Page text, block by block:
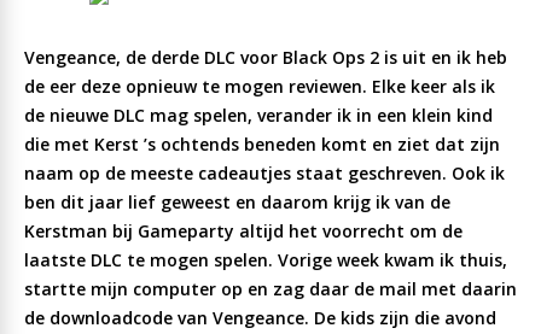
Vengeance, de derde DLC voor Black Ops 2 is uit en ik heb
de eer deze opnieuw te mogen reviewen. Elke keer als ik
de nieuwe DLC mag spelen, verander ik in een klein kind
die met Kerst ’s ochtends beneden komt en ziet dat zijn
naam op de meeste cadeautjes staat geschreven. Ook ik
ben dit jaar lief geweest en daarom krijg ik van de
Kerstman bij Gameparty altijd het voorrecht om de
laatste DLC te mogen spelen. Vorige week kwam ik thuis,
startte mijn computer op en zag daar de mail met daarin
de downloadcode van Vengeance. De kids zijn die avond